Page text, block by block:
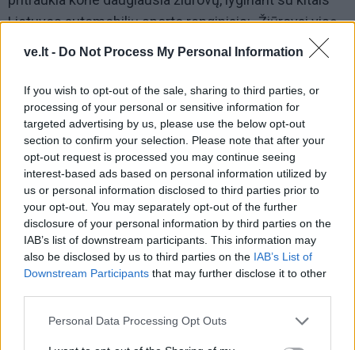
ve.lt - Do Not Process My Personal Information
If you wish to opt-out of the sale, sharing to third parties, or
processing of your personal or sensitive information for
targeted advertising by us, please use the below opt-out
section to confirm your selection. Please note that after your
opt-out request is processed you may continue seeing
interest-based ads based on personal information utilized by
us or personal information disclosed to third parties prior to
your opt-out. You may separately opt-out of the further
disclosure of your personal information by third parties on the
IAB’s list of downstream participants. This information may
also be disclosed by us to third parties on the IAB’s List of
Downstream Participants that may further disclose it to other
Personal Data Processing Opt Outs
Lietuvos automobilių sporto renginiais: „Žiūrovai visą
trasą mato nuo starto iki finišo, automobiliai labai
šaudo ugnis, o iš padangų veržiasi dūmai – visa tai
suteikia žiūrovams įspūdingą reginį. Žinoma, „drifte“
netrūksta ir avarijų“.
Pirmasis Lietuvos „drifto“ čempionato etapas, kuriame
varžysis P. Petrauskas, vyks jau gegužės 17–18
dienomis, Latvijoje. Šiemet lenktynininkas planuoja
dalyvauti visuose penkiuose „Pro“ lygos etapuose,
kurių metu lietuvis varžysis Lietuvos, Latvijos ir
Estijos trasose. Dalis etapų taip pat bus apjungti su
Baltijos šalių „drifto“ čempionatu.